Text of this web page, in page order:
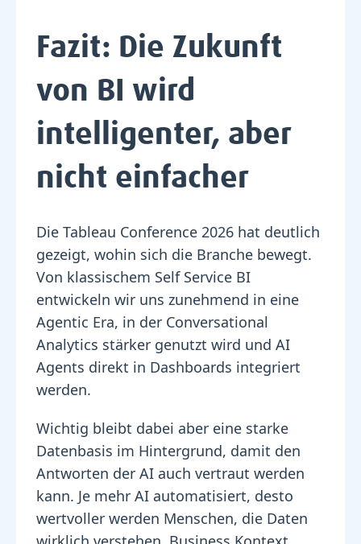
Fazit: Die Zukunft
von BI wird
intelligenter, aber
nicht einfacher
Die Tableau Conference 2026 hat deutlich
gezeigt, wohin sich die Branche bewegt.
Von klassischem Self Service BI
entwickeln wir uns zunehmend in eine
Agentic Era, in der Conversational
Analytics stärker genutzt wird und AI
Agents direkt in Dashboards integriert
werden.
Wichtig bleibt dabei aber eine starke
Datenbasis im Hintergrund, damit den
Antworten der AI auch vertraut werden
kann. Je mehr AI automatisiert, desto
wertvoller werden Menschen, die Daten